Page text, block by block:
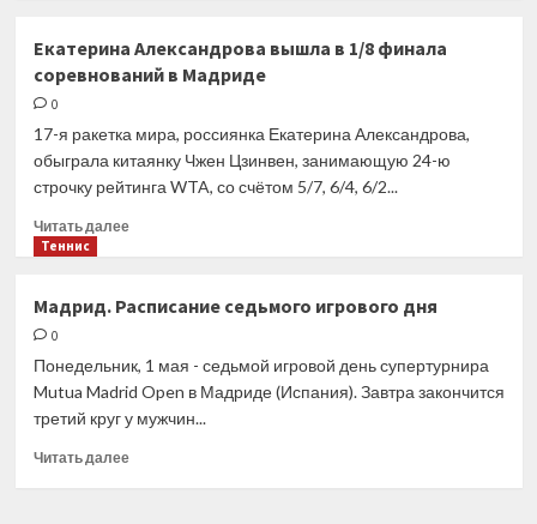
что
Александр
выступит
Вилфрид
Цонга:
главный
фаворит
«Ролан
не
Екатерина Александрова вышла в 1/8 финала
соревнований в Мадриде
0
17-я ракетка мира, россиянка Екатерина Александрова,
обыграла китаянку Чжен Цзинвен, занимающую 24-ю
строчку рейтинга WTA, со счётом 5/7, 6/4, 6/2...
Читать далееПрочитать
Александрова
в
1/8
финала
соревнований
Теннис
Мадрид. Расписание седьмого игрового дня
0
Понедельник, 1 мая - седьмой игровой день супертурнира
Mutua Madrid Open в Мадриде (Испания). Завтра закончится
третий круг у мужчин...
Читать далееПрочитать